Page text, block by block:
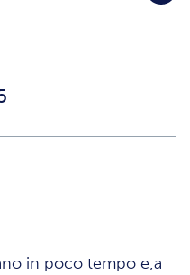
in poco tempo e,a